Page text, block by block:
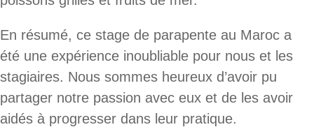
En résumé, ce stage de parapente au Maroc a
été une expérience inoubliable pour nous et les
stagiaires. Nous sommes heureux d’avoir pu
partager notre passion avec eux et de les avoir
aidés à progresser dans leur pratique.